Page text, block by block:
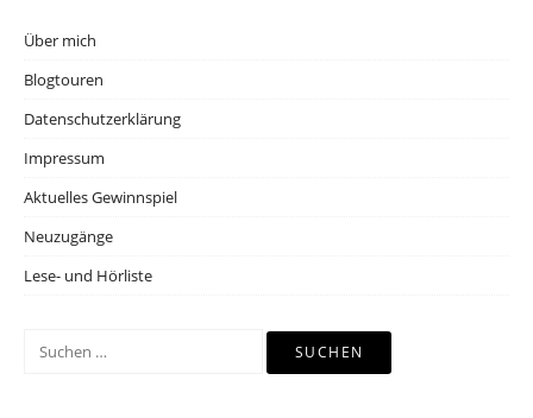
Über mich
Blogtouren
Datenschutzerklärung
Impressum
Aktuelles Gewinnspiel
Neuzugänge
Lese- und Hörliste
Suchen